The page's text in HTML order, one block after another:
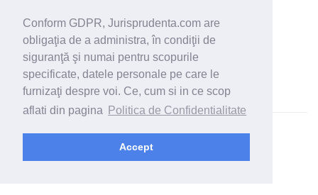
Conform GDPR, Jurisprudenta.com are
obligaţia de a administra, în condiţii de
siguranţă şi numai pentru scopurile
specificate, datele personale pe care le
furnizaţi despre voi. Ce, cum si in ce scop
aflati din pagina
Politica de Confidentialitate
Accept
© 2026 - Jurisprudenta.com -Cautare-Termeni si conditii